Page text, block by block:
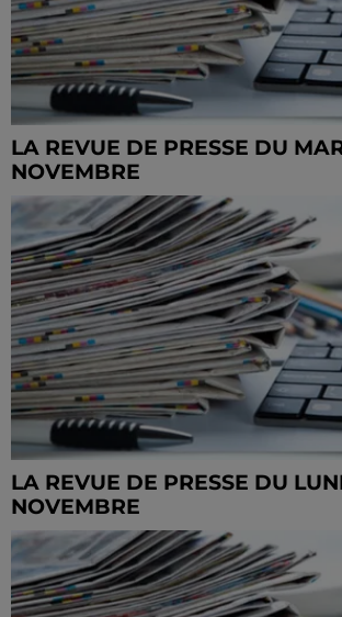
LA REVUE DE PRESSE DU
NOVEMBRE
LA REVUE DE PRESSE DU
NOVEMBRE